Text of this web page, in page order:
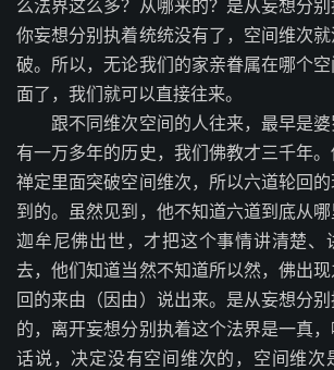
么法界这么多？从哪来的？是从妄想分别
你妄想分别执着统统没有了，空间维次
破。所以，无论我们的家亲眷属在哪个
面了，我们就可以直接往来。
跟不同维次空间的人往来，最早是婆
有一万多年的历史，我们佛教才三千年
禅定里面突破空间维次，所以六道轮回
到的。虽然见到，他不知道六道到底从
迦牟尼佛出世，才把这个事情讲清楚、
去，他们知道当然不知道所以然，佛出
回的来由（因由）说出来。是从妄想分
的，离开妄想分别执着这个法界是一真
话说，决定没有空间维次的，空间维次